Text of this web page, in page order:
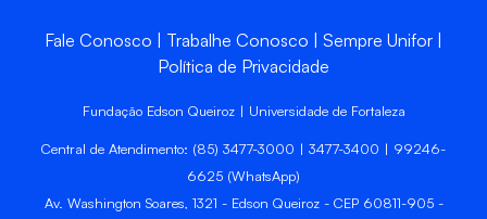
Fale Conosco Trabalhe Conosco
Sempre Unifor
Política de Privacidade
Fundação Edson Queiroz | Universidade de Fortaleza
Central de Atendimento: (85) 3477-3000 | 3477-3400 | 99246-
6625 (WhatsApp)
Av. Washington Soares, 1321 - Edson Queiroz - CEP 60811-905 -